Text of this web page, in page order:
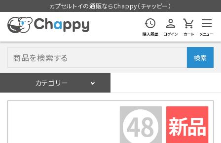
カプセルトイの通販ならChappy（チャッピー）
購入履歴 ログイン カート メニュー
検索
カテゴリー
会員登録
入荷スケジュールをチェック